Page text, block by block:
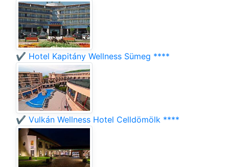
✔️ Hotel Kapitány Wellness Sümeg ****
✔️ Vulkán Wellness Hotel Celldömölk ****